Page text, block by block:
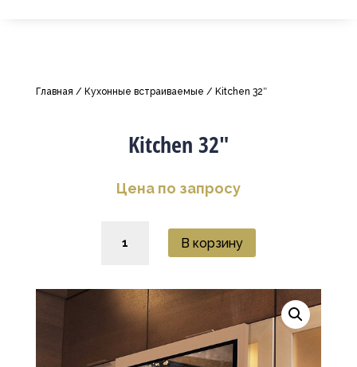
Главная / Кухонные встраиваемые / Kitchen 32″
Kitchen 32″
Цена по запросу
Количество
товара
В корзину